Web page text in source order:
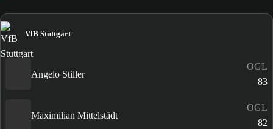
VfB Stuttgart
Angelo Stiller
OGL
83
Maximilian Mittelstädt
OGL
82